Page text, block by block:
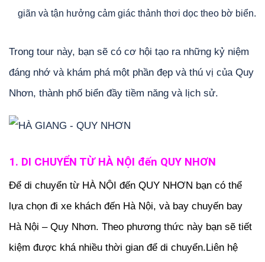
giãn và tận hưởng cảm giác thảnh thơi dọc theo bờ biển.
Trong tour này, bạn sẽ có cơ hội tạo ra những kỷ niệm
đáng nhớ và khám phá một phần đẹp và thú vị của Quy
Nhơn, thành phố biển đầy tiềm năng và lịch sử.
1. DI CHUYỂN TỪ HÀ NỘI đến QUY NHƠN
Để di chuyển từ HÀ NỘI đến QUY NHƠN bạn có thể
lựa chọn đi xe khách đến Hà Nội, và bay chuyến bay
Hà Nội – Quy Nhơn. Theo phương thức này bạn sẽ tiết
kiệm được khá nhiều thời gian để di chuyển.Liên hệ